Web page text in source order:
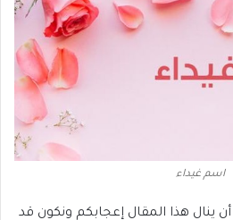
اسم غيداء
ينال هذا المقال إعجابكم ونكون قد